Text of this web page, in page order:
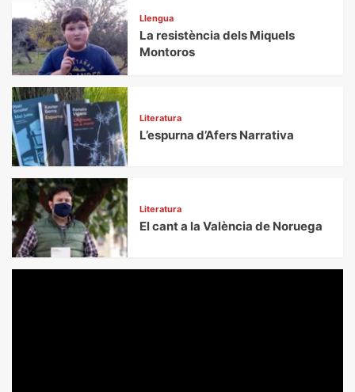
Llengua
La resistència dels Miquels
Montoros
Literatura
L’espurna d’Afers Narrativa
Literatura
El cant a la València de Noruega